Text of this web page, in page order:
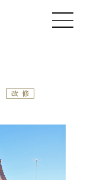
改修